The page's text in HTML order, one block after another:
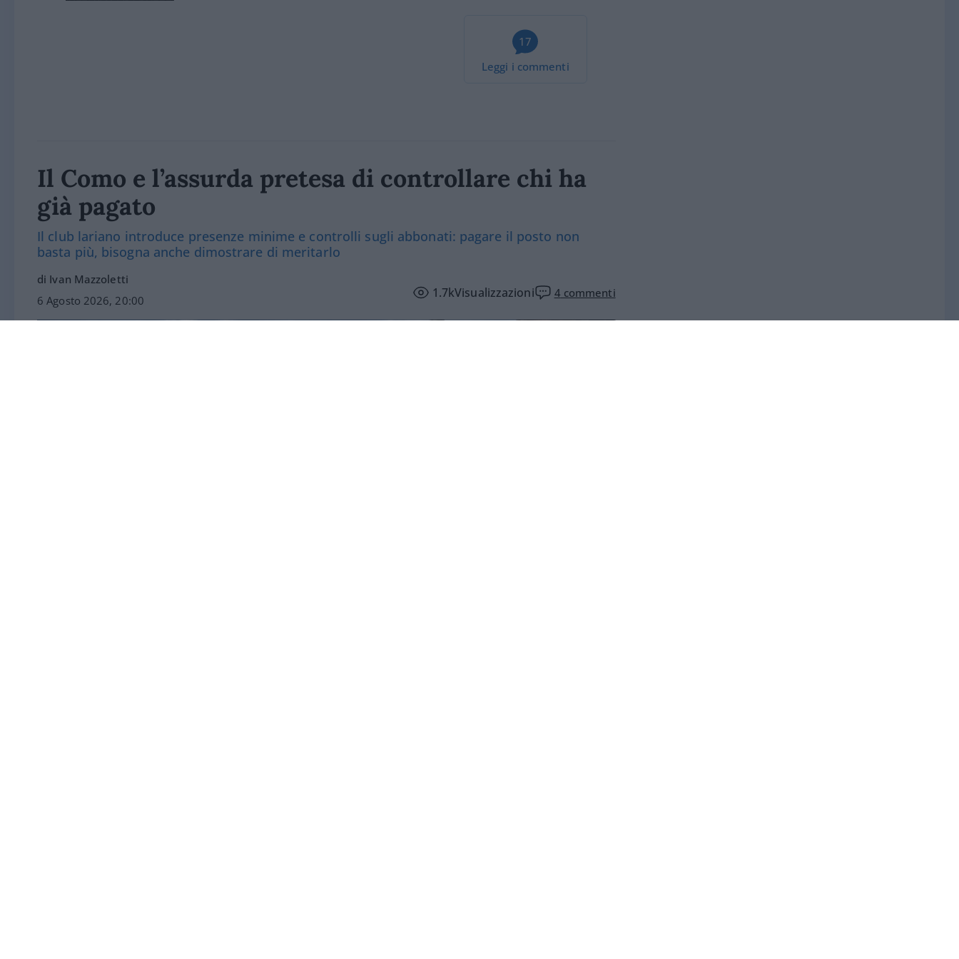
17
Leggi i commenti
Il Como e l’assurda pretesa di controllare chi ha
già pagato
Il club lariano introduce presenze minime e controlli sugli abbonati: pagare il posto non
basta più, bisogna anche dimostrare di meritarlo
di Ivan Mazzoletti
6 Agosto 2026, 20:00
1.7kVisualizzazioni 4 commenti